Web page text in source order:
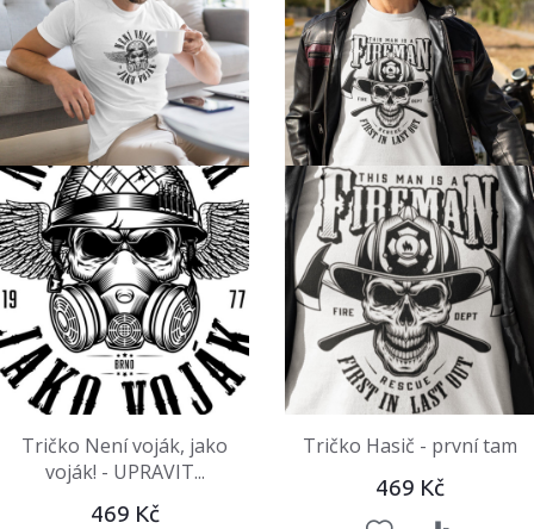
Tričko Není voják, jako
voják! - UPRAVIT...
469 Kč
Tričko Hasič - první tam
469 Kč